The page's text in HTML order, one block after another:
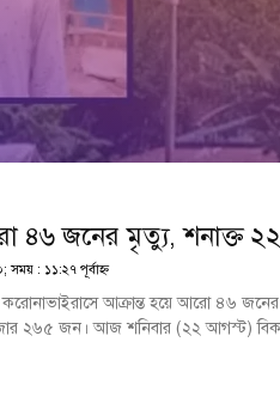
৪৬ জনের মৃত্যু, শনাক্ত
: ১১:২৭ পূর্বাহ্ণ
করোনাভাইরাসে আক্রান্ত হয়ে আরো ৪৬
২৬৫ জন। আজ শনিবার (২২ আগস্ট)